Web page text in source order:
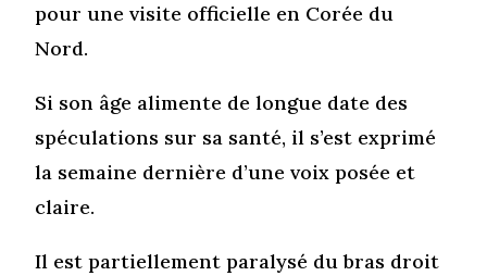
pour une visite officielle en Corée du
Nord.
Si son âge alimente de longue date des
spéculations sur sa santé, il s’est exprimé
la semaine dernière d’une voix posée et
claire.
Il est partiellement paralysé du bras droit